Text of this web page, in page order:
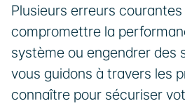
Plusieurs erreurs
compromettre la
système ou engendrer des
vous guidons à travers les
connaître pour sécuriser